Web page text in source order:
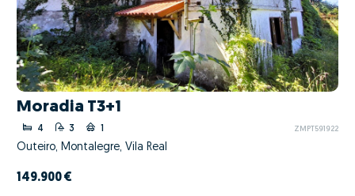
Moradia T3+1
4 3 1 ZMPT591922
Outeiro, Montalegre, Vila Real
149.900 €